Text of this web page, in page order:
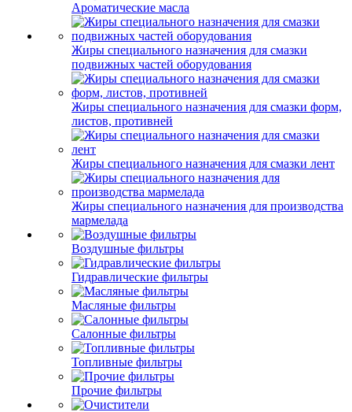
Ароматические масла
Жиры специального назначения для смазки
подвижных частей оборудования
Жиры специального назначения для смазки форм,
листов, противней
Жиры специального назначения для смазки лент
Жиры специального назначения для производства
мармелада
Воздушные фильтры
Гидравлические фильтры
Масляные фильтры
Салонные фильтры
Топливные фильтры
Прочие фильтры